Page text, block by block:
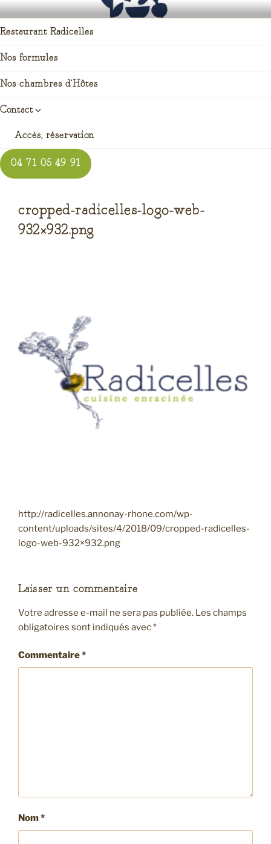
Aller
au
contenu
principal
RADICELLES RESTAURANT
auberge enracinée à Saint pierre du champ
Restaurant Radicelles
Nos formules
Nos chambres d’Hôtes
Contact
Accès, réservation
04 71 05 49 91
cropped-radicelles-logo-web-
932×932.png
http://radicelles.annonay-rhone.com/wp-
content/uploads/sites/4/2018/09/cropped-radicelles-
logo-web-932×932.png
Laisser un commentaire
Votre adresse e-mail ne sera pas publiée. Les champs
obligatoires sont indiqués avec*
Commentaire*
Nom*